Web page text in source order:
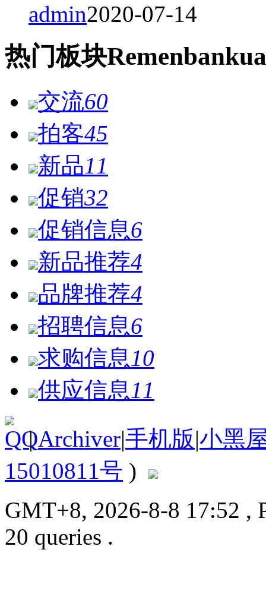
admin2020-07-14
热门板块Remen
交流60
拍客45
新品11
促销32
促销信息6
新品推荐4
品牌推荐4
招聘信息6
求购信息 10
供应信息 11
| Archiver|手机版|小黑
15010811号 )
GMT+8, 2026-8-8 17:52 ,
20 queries .